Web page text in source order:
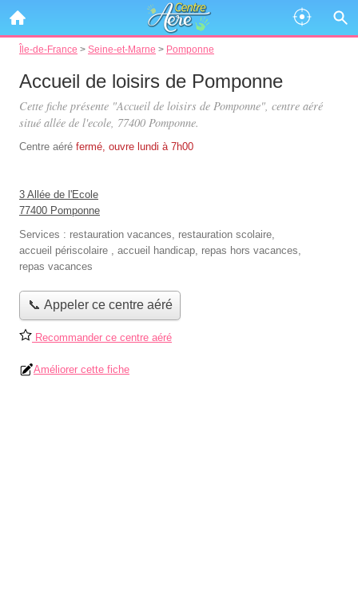
Île-de-France > Seine-et-Marne > Pomponne
Accueil de loisirs de Pomponne
Cette fiche présente "Accueil de loisirs de Pomponne", centre aéré
situé allée de l'ecole, 77400 Pomponne.
Centre aéré fermé, ouvre lundi à 7h00
3 Allée de l'Ecole
77400 Pomponne
Services : restauration vacances, restauration scolaire,
accueil périscolaire , accueil handicap, repas hors vacances,
repas vacances
📞 Appeler ce centre aéré
Recommander ce centre aéré
Améliorer cette fiche